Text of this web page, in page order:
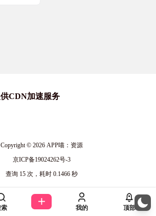
CDN加速服务
Copyright © 2026APP喵：资源
京ICP备19024262号-3
查询 15 次，耗时 0.1466 秒
索 我的 顶部